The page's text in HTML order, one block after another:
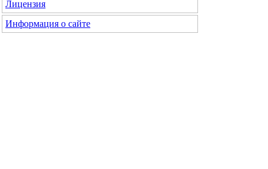
Лицензия
Информация о сайте